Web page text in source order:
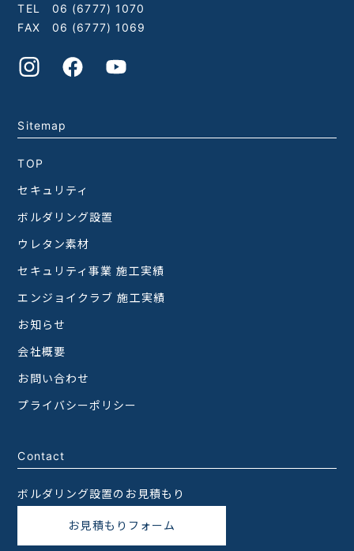
TEL 06 (6777) 1070
FAX 06 (6777) 1069
Sitemap
TOP
セキュリティ
ボルダリング設置
ウレタン素材
セキュリティ事業 施工実績
エンジョイクラブ 施工実績
お知らせ
会社概要
お問い合わせ
プライバシーポリシー
Contact
ボルダリング設置のお見積もり
お見積もりフォーム